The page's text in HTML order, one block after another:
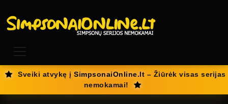
Sveiki atvykę įSimpsonaiOnline.lt – Žiūrėk visas serijas
nemokamai!